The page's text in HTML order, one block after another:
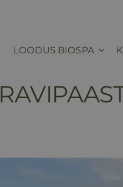
LOODUS BIOSPA